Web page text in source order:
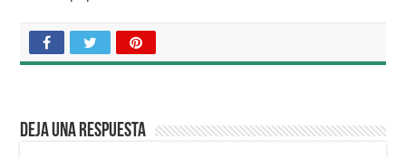
Deja una respuesta